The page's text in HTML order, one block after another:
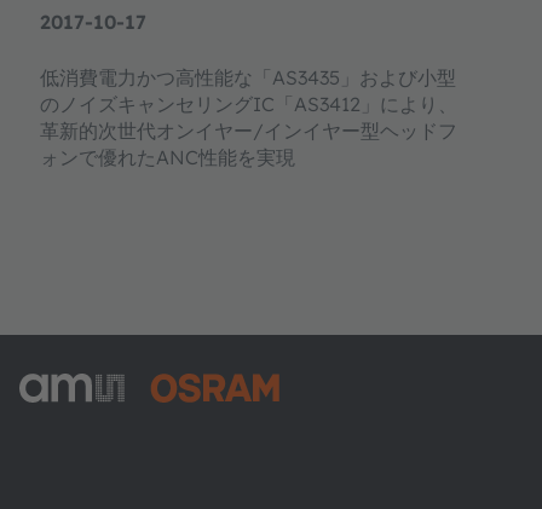
2017-10-17
低消費電力かつ高性能な「AS3435」および小型
のノイズキャンセリングIC「AS3412」により、
革新的次世代オンイヤー/インイヤー型ヘッドフ
ォンで優れたANC性能を実現